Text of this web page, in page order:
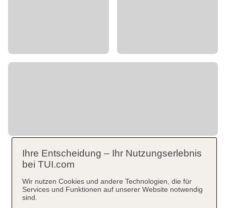
Ihre Entscheidung – Ihr Nutzungserlebnis
bei TUI.com
Wir nutzen Cookies und andere Technologien, die für
Services und Funktionen auf unserer Website notwendig
sind.